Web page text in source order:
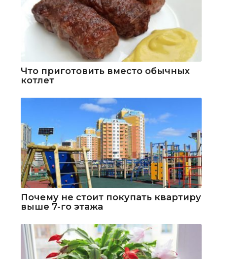
Что приготовить вместо обычных
котлет
Почему не стоит покупать квартиру
выше 7-го этажа